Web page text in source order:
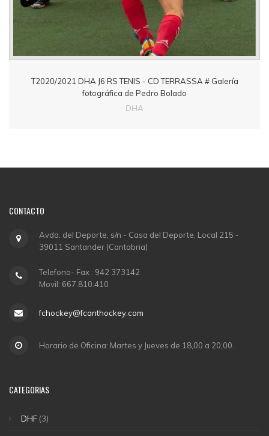
T2020/2021 DHA J6 RS TENIS - CD TERRASSA # Galería
fotográfica de Pedro Bolado
DHA
CONTACTO
Avda. del Deporte, s/n - Casa del Deporte, Local 215 -
39011 Santander (Cantabria)
Telefono- Fax : 942 373142
Movil: 667.810.410
fchockey@fcanthockey.com
Horario de Oficina: Martes y Jueves de 18,00 a 20,00.
CATEGORIAS
DHF (3)